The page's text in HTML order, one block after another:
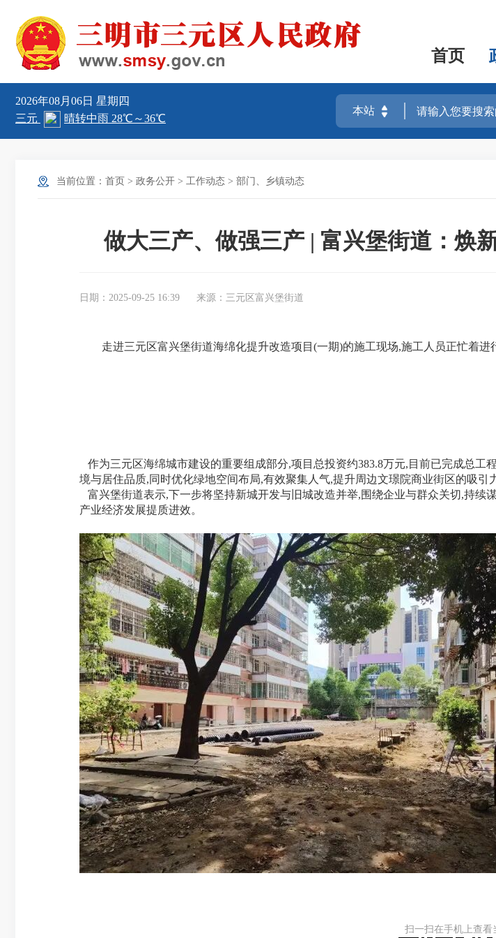
首页
2026年08月06日 星期四
当前位置： 首页 > 政务公开 > 工作动态 > 部门、乡镇动态
做大三产、做强三产 | 富兴堡街道：焕
日期：2025-09-25 16:39 来源：三元区富兴堡街道
走进三元区富兴堡街道海绵化提升改造项目(一期)的施工现场,施工人员正忙着进
作为三元区海绵城市建设的重要组成部分,项目总投资约383.8万元,目前已完成总工
境与居住品质,同时优化绿地空间布局,有效聚集人气,提升周边文璟院商业街区的吸引
富兴堡街道表示,下一步将坚持新城开发与旧城改造并举,围绕企业与群众关切,持续
产业经济发展提质进效。
扫一扫在手机上查看